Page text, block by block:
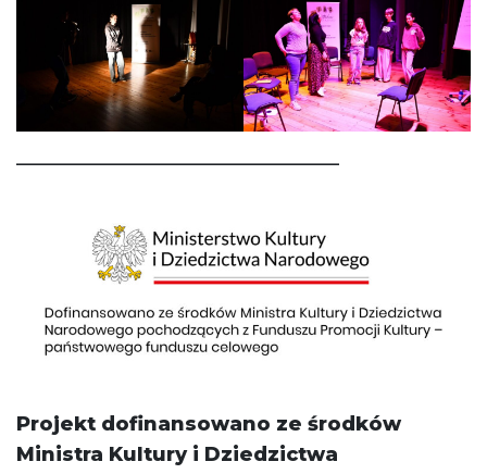
_________________________________
Projekt dofinansowano ze środków
Ministra Kultury i Dziedzictwa